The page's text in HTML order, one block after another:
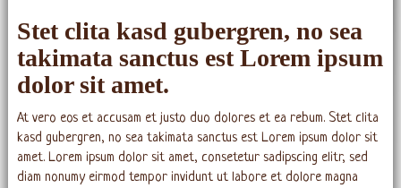
Stet clita kasd gubergren, no sea
takimata sanctus est Lorem ipsum
dolor sit amet.
At vero eos et accusam et justo duo dolores et ea rebum. Stet clita
kasd gubergren, no sea takimata sanctus est Lorem ipsum dolor sit
amet. Lorem ipsum dolor sit amet, consetetur sadipscing elitr, sed
diam nonumy eirmod tempor invidunt ut labore et dolore magna